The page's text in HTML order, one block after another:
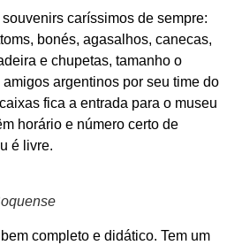
caríssimos de sempre:
bonés, agasalhos, canecas,
e chupetas, tamanho o
argentinos por seu time do
fica a entrada para o museu
horário e número certo de
é livre.
completo e didático. Tem um